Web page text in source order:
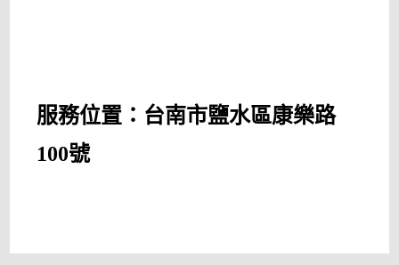
服務位置：台南市鹽水區康樂路
100號